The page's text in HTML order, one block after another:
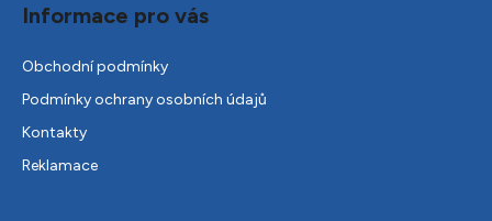
Informace pro vás
Obchodní podmínky
Podmínky ochrany osobních údajů
Kontakty
Reklamace